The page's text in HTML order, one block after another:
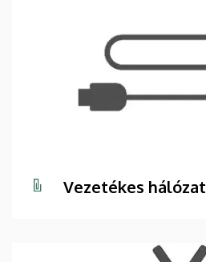
Vezetékes hálózat